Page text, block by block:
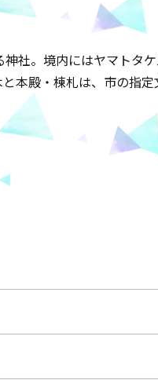
社。境内にはヤマトタ
本殿・棟札は、市の指定